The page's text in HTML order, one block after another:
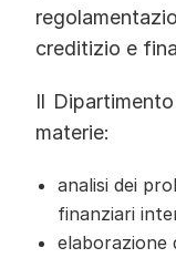
creditizio e
Il
materie:
analisi dei
finanziari
elaborazione